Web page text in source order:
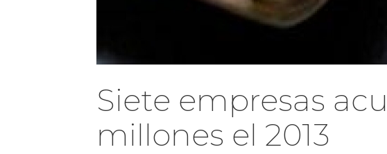
Siete empresas
millones el 2013